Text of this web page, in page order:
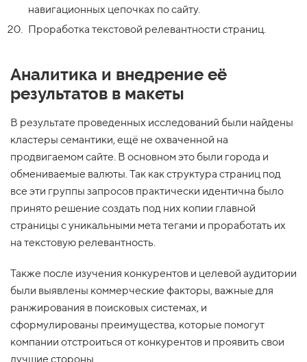
навигационных цепочках по сайту.
Проработка текстовой релевантности страниц.
Аналитика и внедрение её
результатов в макеты
В результате проведенных исследований были найдены
кластеры семантики, ещё не охваченной на
продвигаемом сайте. В основном это были города и
обмениваемые валюты. Так как структура страниц под
все эти группы запросов практически идентична было
принято решение создать под них копии главной
страницы с уникальными мета тегами и проработать их
на текстовую релевантность.
Также после изучения конкурентов и целевой аудитории
были выявлены коммерческие факторы, важные для
ранжирования в поисковых системах, и
сформулированы преимущества, которые помогут
компании отстроиться от конкурентов и проявить свои
лучшие стороны.